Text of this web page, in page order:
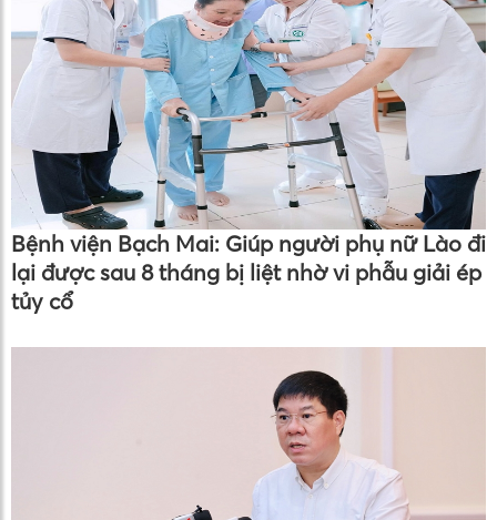
Bệnh viện Bạch Mai: Giúp người phụ nữ Lào đi
lại được sau 8 tháng bị liệt nhờ vi phẫu giải ép
tủy cổ